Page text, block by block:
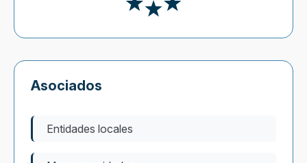
Asociados
Entidades locales